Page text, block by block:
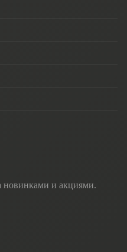
новинками и акциями.